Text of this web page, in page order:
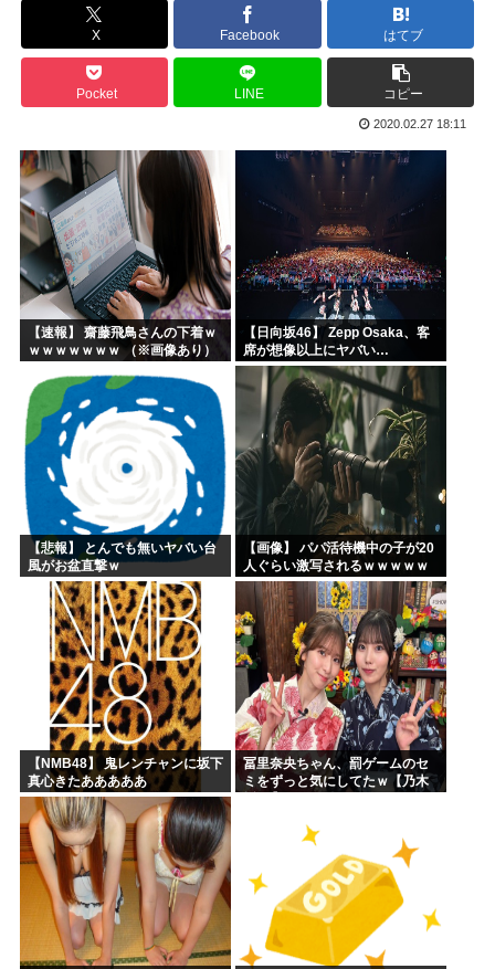
灼眼のシャナというラノベwww
プーチン「あえて申し上げます。助けてください。」
このガンプラなにかわかる？
ラジコンのキングタイガーでスズメバチの巣に突撃「ハチから...
イチローがマリナーズ主催のHRダービーで見せた活躍にML...
高市早苗、また怪しい経歴が出てくるwww
子供にはロボットアニメ以外禁止にするわ
【画像】キオクシア声優・羊宮妃那ちゃん今日も信用できるw...
X Facebook はてブ
Pocket LINE コピー
2020.02.27 18:11
【速報】 齋藤飛鳥さんの下着ｗ
ｗｗｗｗｗｗｗ （※画像あり）
【日向坂46】 Zepp Osaka、客
席が想像以上にヤバい…
【悲報】 とんでも無いヤバい台
風がお盆直撃ｗ
【画像】 パパ活待機中の子が20
人ぐらい激写されるｗｗｗｗｗ
ｗｗｗｗｗｗ
【NMB48】 鬼レンチャンに坂下
真心きたあああああ
冨里奈央ちゃん、罰ゲームのセ
ミをずっと気にしてたｗ【乃木